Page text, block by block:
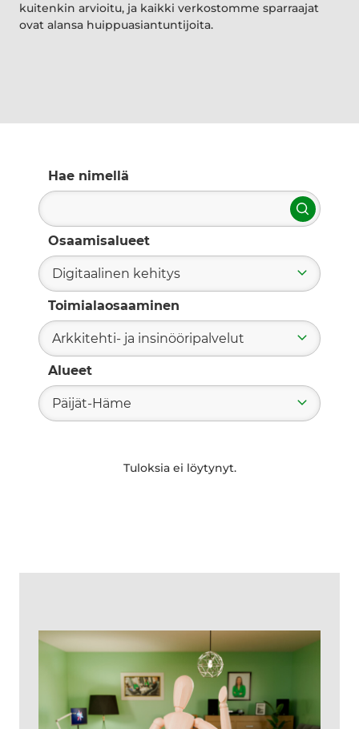
kuitenkin arvioitu, ja kaikki verkostomme sparraajat
ovat alansa huippuasiantuntijoita.
Hae nimellä
Hae
Osaamisalueet
Digitaalinen kehitys
Toimialaosaaminen
Arkkitehti- ja insinööripalvelut
Alueet
Päijät-Häme
Tuloksia ei löytynyt.